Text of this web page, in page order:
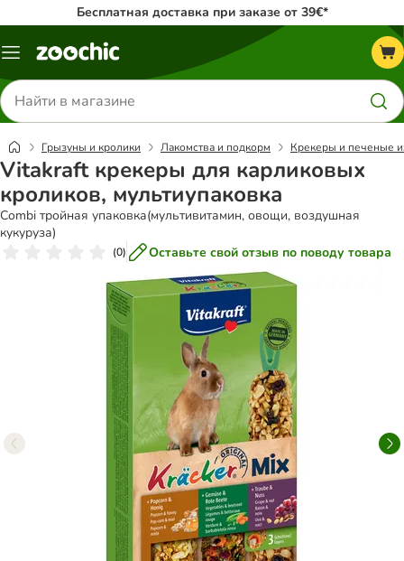
Бесплатная доставка при заказе от 39€*
Каталог
Поиск
товаров
Грызуны и кролики Лакомства и подкорм Крекеры и печеные
Vitakraft крекеры для карликовых
кроликов, мультиупаковка
Combi тройная упаковка(мультивитамин, овощи, воздушная
кукуруза)
(0) Оставьте свой отзыв по поводу товара